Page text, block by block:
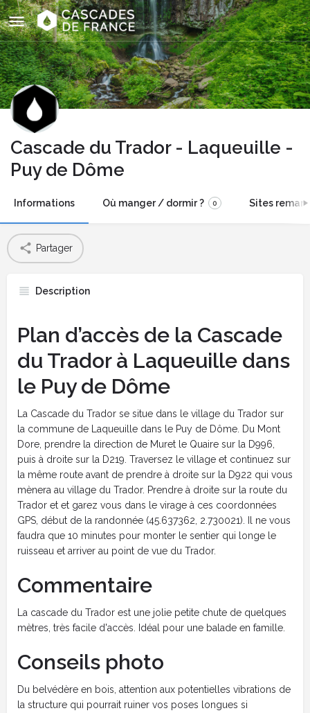
Cascade du Trador - Laqueuille -
Puy de Dôme
Informations Où manger / dormir ? 0 Sites
Partager
Description
Plan d’accès de la Cascade
du Trador à Laqueuille dans
le Puy de Dôme
La Cascade du Trador se situe dans le village du Trador sur
la commune de Laqueuille dans le Puy de Dôme. Du Mont
Dore, prendre la direction de Muret le Quaire sur la D996,
puis à droite sur la D219. Traversez le village et continuez sur
la même route avant de prendre à droite sur la D922 qui vous
mènera au village du Trador. Prendre à droite sur la route du
Trador et et garez vous dans le virage à ces coordonnées
GPS, début de la randonnée (45.637362, 2.730021). Il ne vous
faudra que 10 minutes pour monter le sentier qui longe le
ruisseau et arriver au point de vue du Trador.
Commentaire
La cascade du Trador est une jolie petite chute de quelques
mètres, très facile d'accès. Idéal pour une balade en famille.
Conseils photo
Du belvédère en bois, attention aux potentielles vibrations de
la structure qui pourrait ruiner vos poses longues si